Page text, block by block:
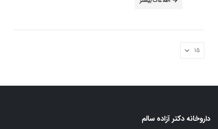
داروخانه دکتر آزاده سالم